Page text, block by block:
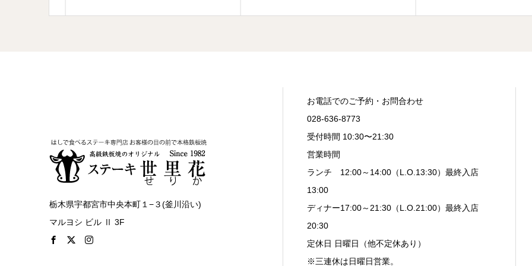
栃木県宇都宮市中央本町１−３(釜川沿い)
マルヨシ ビル Ⅱ 3F
お電話でのご予約・お問合わせ
028-636-8773
受付時間 10:30〜21:30
営業時間
ランチ 12:00～14:00（L.O.13:30）最終入店
13:00
ディナー17:00～21:30（L.O.21:00）最終入店
20:30
定休日 日曜日（他不定休あり）
※三連休は日曜日営業。